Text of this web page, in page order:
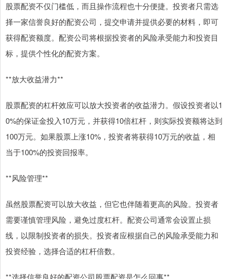
股票配资不仅门槛低，而且操作流程也十分便捷。投资者只需选
择一家信誉良好的配资公司，提交申请并提供必要的材料，即可
获得配资额度。配资公司将根据投资者的风险承受能力和投资目
标，提供个性化的配资方案。
**放大收益潜力**
股票配资的杠杆效应可以放大投资者的收益潜力。假设投资者以1
0%的保证金投入10万元，并获得10倍杠杆，则实际投资额将达到
100万元。如果股票上涨10%，投资者将获得10万元的收益，相
当于100%的投资回报率。
**风险管理**
虽然股票配资可以放大收益，但它也伴随着更高的风险。投资者
需要谨慎管理风险，避免过度杠杆。配资公司通常会设置止损
线，以限制投资者的损失。投资者应根据自己的风险承受能力和
投资经验，选择合适的杠杆倍数。